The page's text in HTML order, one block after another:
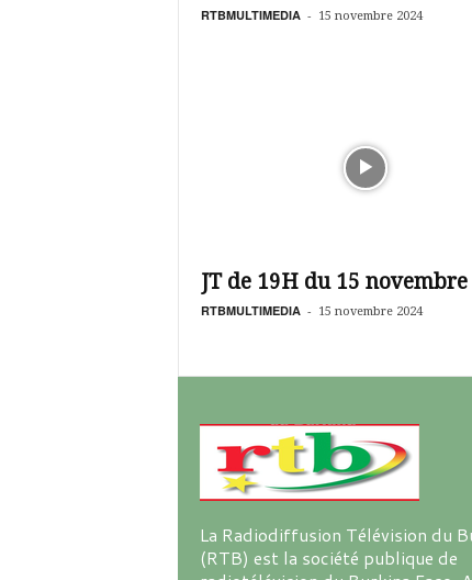
RTBMULTIMEDIA - 15 novembre 2024
JT de 19H du 15 novembre
RTBMULTIMEDIA - 15 novembre 2024
La Radiodiffusion Télévision du
(RTB) est la société publique de